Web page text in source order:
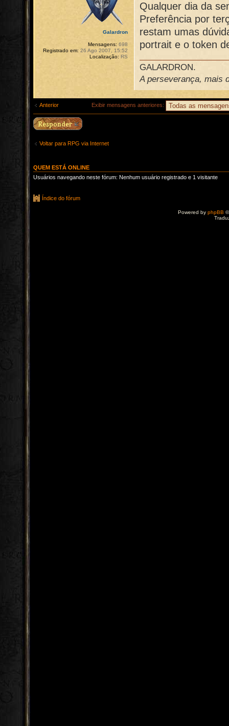
Qualquer dia da
Preferência por
restam umas
portrait e o token
GALARDRON.
A perseverança, mais
Galardron
Mensagens: 698
Registrado em: 26 Ago 2007, 15:52
Localização: RS
Anterior Exibir mensagens anteriores:
Voltar para RPG via Internet
QUEM ESTÁ ONLINE
Usuários navegando neste fórum: Nenhum usuário registrado e 1 visitante
Índice do fórum
Powered by phpBB